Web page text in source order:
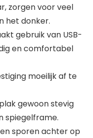
zorgen voor veel
het donker.
gebruik van USB-
en comfortabel
moeilijk af te
gewoon stevig
spiegelframe.
sporen achter op